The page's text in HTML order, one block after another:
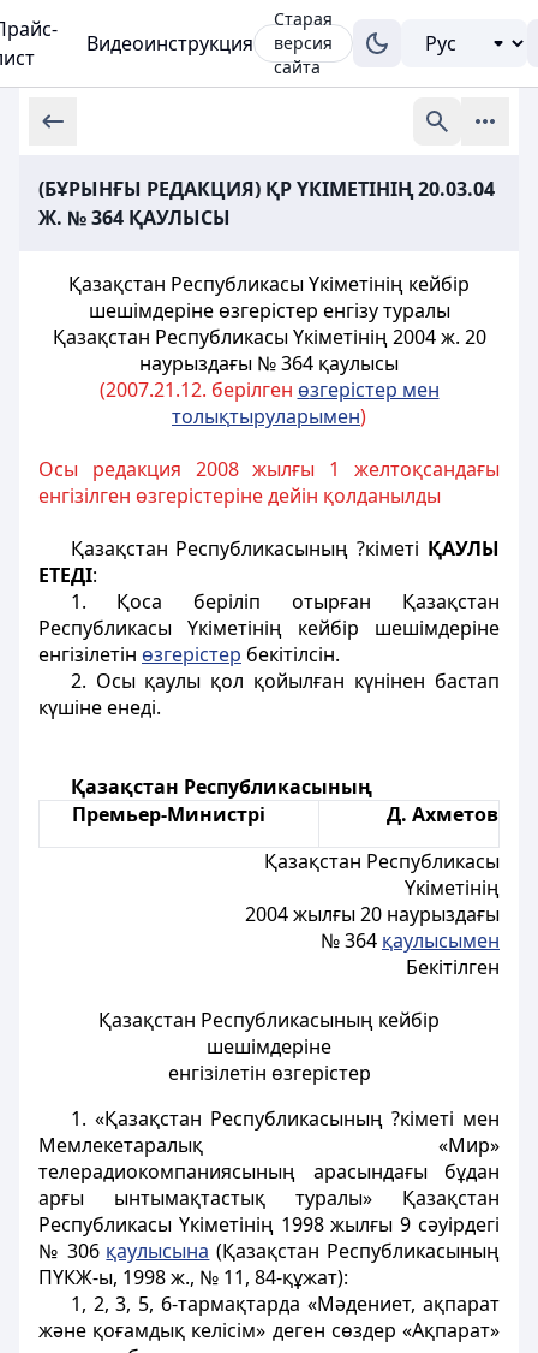
Видеоинструкция
Старая
версия
сайта
(БҰРЫНҒЫ РЕДАКЦИЯ) ҚР ҮКІМЕТІНІҢ 20.03.04
Ж. № 364 ҚАУЛЫСЫ
Қазақстан Республикасы Үкіметінiң кейбір
шешiмдерiне өзгерістер енгізу туралы
Қазақстан Республикасы Үкіметінің 2004 ж. 20
наурыздағы № 364 қаулысы
(2007.21.12. берілген өзгерістер мен
толықтыруларымен)
Осы редакция 2008 жылғы 1 желтоқсандағы
енгізілген өзгерістеріне дейін қолданылды
Қазақстан Республикасының ?кіметi ҚАУЛЫ
ЕТЕДІ:
1. Қоса берiлiп отырған Қазақстан
Республикасы Үкіметінiң кейбір шешiмдерiне
енгiзiлетiн өзгерістер бекітілсiн.
2. Осы қаулы қол қойылған күнiнен бастап
күшiне енедi.
Қазақстан Республикасының
Премьер-Министрі
Д. Ахметов
Қазақстан Республикасы
Үкіметінiң
2004 жылғы 20 наурыздағы
№ 364 қаулысымен
Бекiтiлген
Қазақстан Республикасының кейбір
шешімдеріне
енгізілетін өзгерістер
1. «Қазақстан Республикасының ?кіметi мен
Мемлекетаралық «Мир»
телерадиокомпаниясының арасындағы бұдан
арғы ынтымақтастық туралы» Қазақстан
Республикасы Үкіметінiң 1998 жылғы 9 сәуірдегі
№ 306 қаулысына (Қазақстан Республикасының
ПYКЖ-ы, 1998 ж., № 11, 84-құжат):
1, 2, 3, 5, 6-тармақтарда «Мәдениет, ақпарат
және қоғамдық келісім» деген сөздер «Ақпарат»